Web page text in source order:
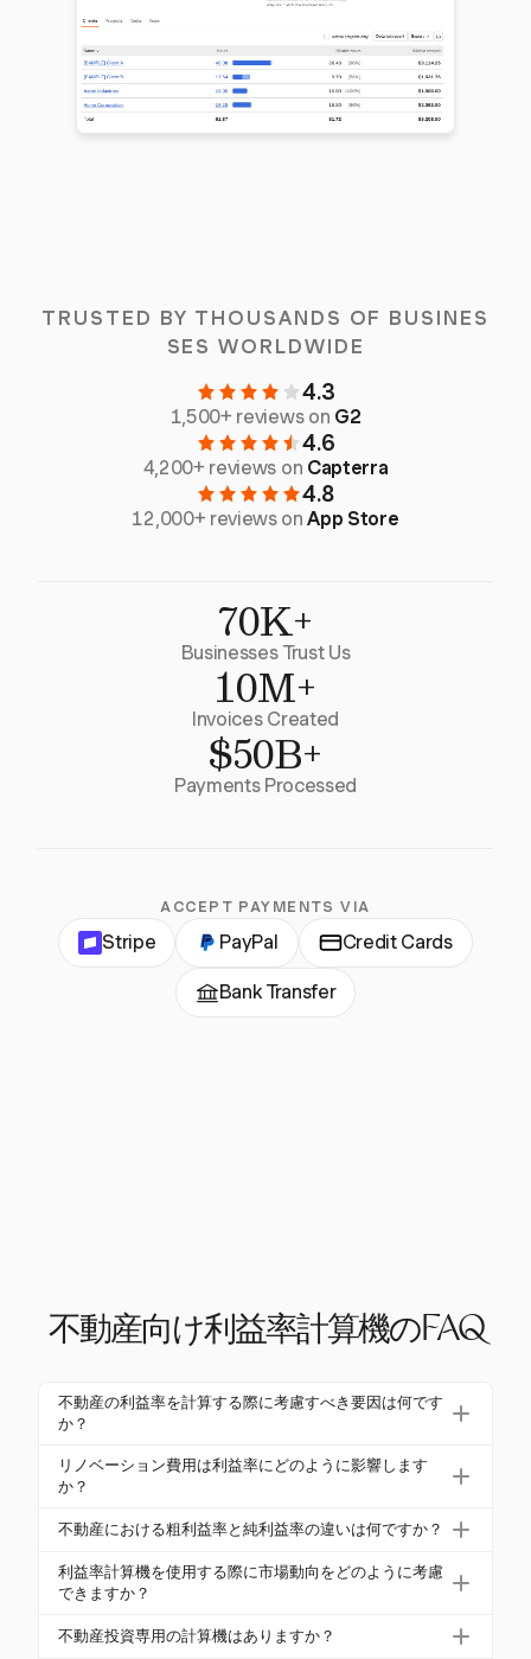
TRUSTED BY THOUSANDS OF BUSINES
SES WORLDWIDE
4.3
1,500+ reviews on G2
4.6
4,200+ reviews on Capterra
4.8
12,000+ reviews onApp Store
70K+
Businesses Trust Us
10M+
Invoices Created
$50B+
Payments Processed
ACCEPT PAYMENTS VIA
Stripe PayPal Credit Cards
Bank Transfer
不動産向け利益率計算機のFAQ
不動産の利益率を計算する際に考慮すべき要因は何です
か？
不動産の利益率を計算する際には、購入費用や改修
費用などの直接コスト、税金や管理手数料などの間
値上昇も収益性に影響を与えます。
リノベーション費用は利益率にどのように影響します
か？
リノベーション費用は総投資額を増加させることで
投資家は物件のARVからこれらの費用を引いた額の7
0%を超えて支払わないことが推奨されています。
不動産における粗利益率と純利益率の違いは何ですか？
粗利益率は収益から直接費用を引いて計算され、初
期の利益性を示します。純利益率は税金や利息を含
します。
利益率計算機を使用する際に市場動向をどのように考慮
できますか？
市場動向は不動産の価値や潜在的なリターンに影響
不動産投資専用の計算機はありますか？